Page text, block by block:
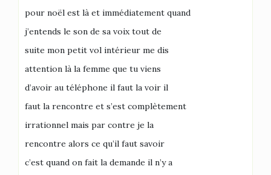
pour noël est là et immédiatement quand
j’entends le son de sa voix tout de
suite mon petit vol intérieur me dis
attention là la femme que tu viens
d’avoir au téléphone il faut la voir il
faut la rencontre et s’est complètement
irrationnel mais par contre je la
rencontre alors ce qu’il faut savoir
c’est quand on fait la demande il n’y a